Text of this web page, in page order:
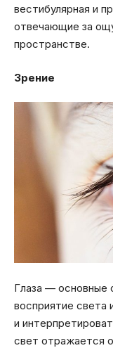
вестибулярная и
отвечающие за
пространстве.
Зрение
Глаза — основные
восприятие света
и
свет отражается